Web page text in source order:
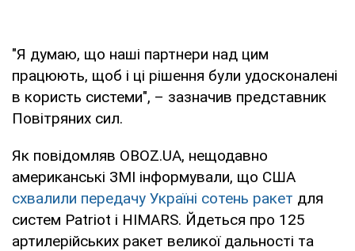
"Я думаю, що наші партнери над цим
працюють, щоб і ці рішення були удосконалені
в користь системи", – зазначив представник
Повітряних сил.
Як повідомляв OBOZ.UA, нещодавно
американські ЗМІ інформували, що США
схвалили передачу Україні сотень ракет для
систем Patriot і HIMARS. Йдеться про 125
артилерійських ракет великої дальності та